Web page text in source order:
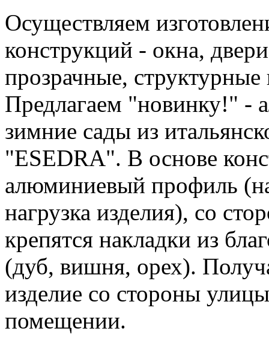
Осуществляем
конструкций - окна,
прозрачные,
Предлагаем "новинку!" -
зимние сады из
"ESEDRA". В основе
алюминиевый профиль
нагрузка изделия), со
крепятся накладки из
(дуб, вишня, орех).
изделие со стороны
помещении.